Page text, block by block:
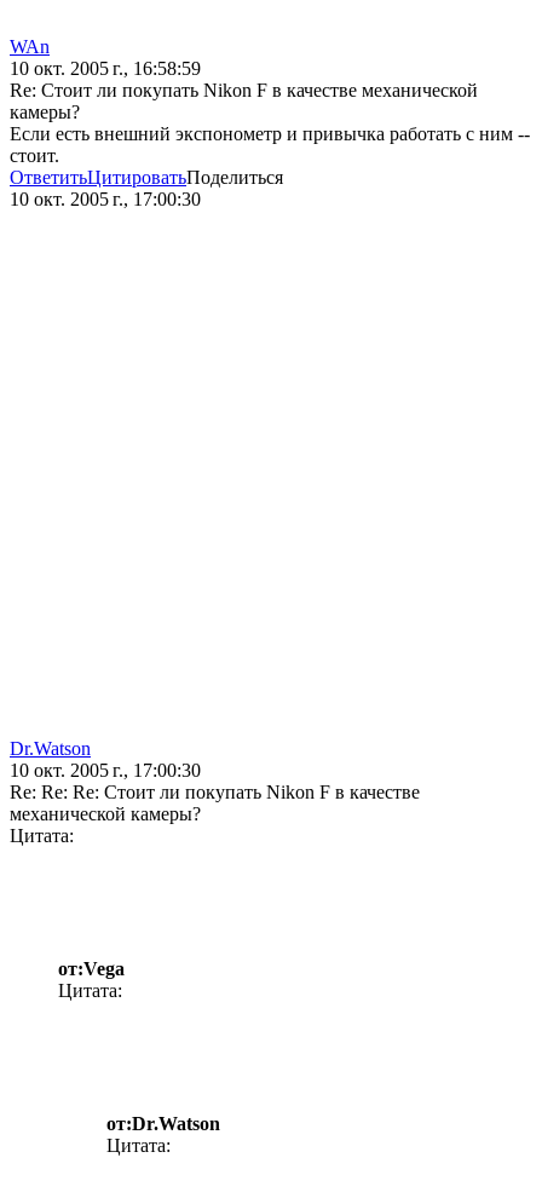
WAn
10 окт. 2005 г., 16:58:59
Re: Стоит ли покупать Nikon F в качестве механической
камеры?
Если есть внешний экспонометр и привычка работать с ним --
стоит.
ОтветитьЦитироватьПоделиться
10 окт. 2005 г., 17:00:30
Dr.Watson
10 окт. 2005 г., 17:00:30
Re: Re: Re: Стоит ли покупать Nikon F в качестве
механической камеры?
Цитата:
от:Vega
Цитата:
от:Dr.Watson
Цитата: